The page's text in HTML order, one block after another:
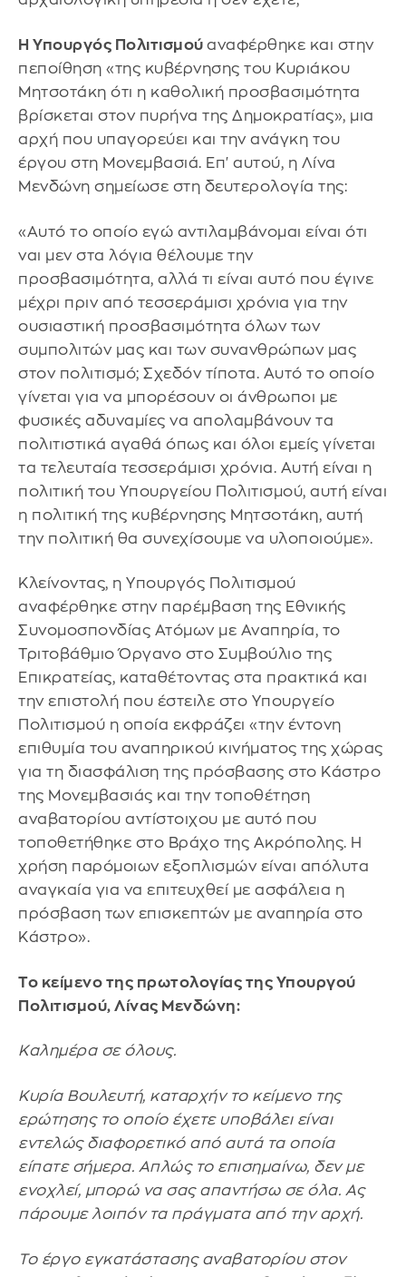
Η Υπουργός Πολιτισμού αναφέρθηκε και στην
πεποίθηση «της κυβέρνησης του Κυριάκου
Μητσοτάκη ότι η καθολική προσβασιμότητα
βρίσκεται στον πυρήνα της Δημοκρατίας», μια
αρχή που υπαγορεύει και την ανάγκη του
έργου στη Μονεμβασιά. Επ' αυτού, η Λίνα
Μενδώνη σημείωσε στη δευτερολογία της:
«Αυτό το οποίο εγώ αντιλαμβάνομαι είναι ότι
ναι μεν στα λόγια θέλουμε την
προσβασιμότητα, αλλά τι είναι αυτό που έγινε
μέχρι πριν από τεσσεράμισι χρόνια για την
ουσιαστική προσβασιμότητα όλων των
συμπολιτών μας και των συνανθρώπων μας
στον πολιτισμό; Σχεδόν τίποτα. Αυτό το οποίο
γίνεται για να μπορέσουν οι άνθρωποι με
φυσικές αδυναμίες να απολαμβάνουν τα
πολιτιστικά αγαθά όπως και όλοι εμείς γίνεται
τα τελευταία τεσσεράμισι χρόνια. Αυτή είναι η
πολιτική του Υπουργείου Πολιτισμού, αυτή είναι
η πολιτική της κυβέρνησης Μητσοτάκη, αυτή
την πολιτική θα συνεχίσουμε να υλοποιούμε».
Κλείνοντας, η Υπουργός Πολιτισμού
αναφέρθηκε στην παρέμβαση της Εθνικής
Συνομοσπονδίας Ατόμων με Αναπηρία, το
Τριτοβάθμιο Όργανο στο Συμβούλιο της
Επικρατείας, καταθέτοντας στα πρακτικά και
την επιστολή που έστειλε στο Υπουργείο
Πολιτισμού η οποία εκφράζει «την έντονη
επιθυμία του αναπηρικού κινήματος της χώρας
για τη διασφάλιση της πρόσβασης στο Κάστρο
της Μονεμβασιάς και την τοποθέτηση
αναβατορίου αντίστοιχου με αυτό που
τοποθετήθηκε στο Βράχο της Ακρόπολης. Η
χρήση παρόμοιων εξοπλισμών είναι απόλυτα
αναγκαία για να επιτευχθεί με ασφάλεια η
πρόσβαση των επισκεπτών με αναπηρία στο
Κάστρο».
Το κείμενο της πρωτολογίας της Υπουργού
Πολιτισμού, Λίνας Μενδώνη:
Καλημέρα σε όλους.
Κυρία Βουλευτή, καταρχήν το κείμενο της
ερώτησης το οποίο έχετε υποβάλει είναι
εντελώς διαφορετικό από αυτά τα οποία
είπατε σήμερα. Απλώς το επισημαίνω, δεν με
ενοχλεί, μπορώ να σας απαντήσω σε όλα. Ας
πάρουμε λοιπόν τα πράγματα από την αρχή.
Το έργο εγκατάστασης αναβατορίου στον